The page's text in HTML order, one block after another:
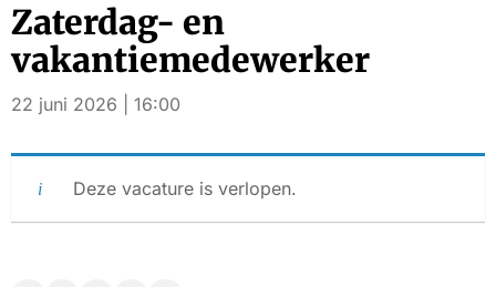
Zaterdag- en
vakantiemedewerker
22 juni 2026 | 16:00
Deze vacature is verlopen.